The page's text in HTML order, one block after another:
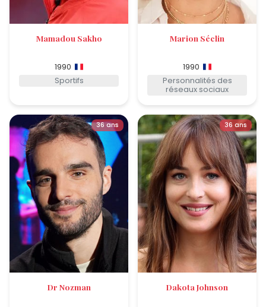
Mamadou Sakho
1990
Sportifs
Marion Séclin
1990
Personnalités des
réseaux sociaux
36 ans
Dr Nozman
36 ans
Dakota Johnson